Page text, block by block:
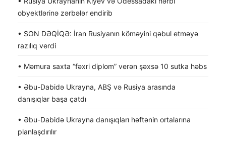
obyektlərinə zərbələr endirib
• SON DƏQİQƏ: İran Rusiyanın köməyini qəbul etməyə
razılıq verdi
• Məmura saxta “fəxri diplom” verən şəxsə 10 sutka həbs
• Əbu-Dabidə Ukrayna, ABŞ və Rusiya arasında
danışıqlar başa çatdı
• Əbu-Dabidə Ukrayna danışıqları həftənin ortalarına
planlaşdırılır